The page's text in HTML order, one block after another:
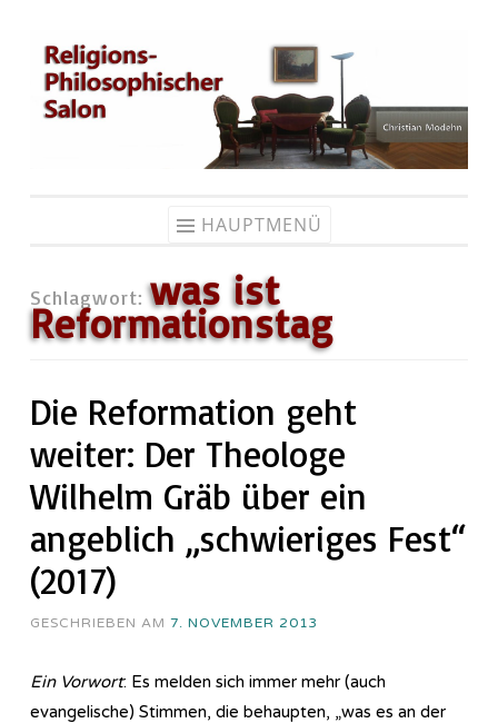
Zum
Inhalt
springen
HAUPTMENÜ
Schlagwort:was ist
Reformationstag
Die Reformation geht
weiter: Der Theologe
Wilhelm Gräb über ein
angeblich „schwieriges Fest“
(2017)
GESCHRIEBEN AM 7. NOVEMBER 2013
Ein Vorwort: Es melden sich immer mehr (auch
evangelische) Stimmen, die behaupten, „was es an der